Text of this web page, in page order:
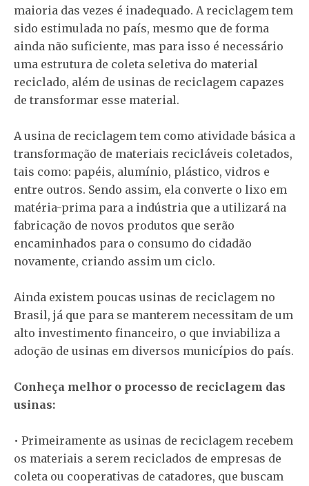
maioria das vezes é inadequado. A reciclagem tem
sido estimulada no país, mesmo que de forma
ainda não suficiente, mas para isso é necessário
uma estrutura de coleta seletiva do material
reciclado, além de usinas de reciclagem capazes
de transformar esse material.
A usina de reciclagem tem como atividade básica a
transformação de materiais recicláveis coletados,
tais como: papéis, alumínio, plástico, vidros e
entre outros. Sendo assim, ela converte o lixo em
matéria-prima para a indústria que a utilizará na
fabricação de novos produtos que serão
encaminhados para o consumo do cidadão
novamente, criando assim um ciclo.
Ainda existem poucas usinas de reciclagem no
Brasil, já que para se manterem necessitam de um
alto investimento financeiro, o que inviabiliza a
adoção de usinas em diversos municípios do país.
Conheça melhor o processo de reciclagem das
usinas:
• Primeiramente as usinas de reciclagem recebem
os materiais a serem reciclados de empresas de
coleta ou cooperativas de catadores, que buscam